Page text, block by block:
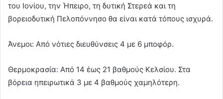
του Ιονίου, την Ήπειρο, τη δυτική Στερεά και τη
βορειοδυτική Πελοπόννησο θα είναι κατά τόπους ισχυρά.
Άνεμοι: Από νότιες διευθύνσεις 4 με 6 μποφόρ.
Θερμοκρασία: Από 14 έως 21 βαθμούς Κελσίου. Στα
βόρεια ηπειρωτικά 3 με 4 βαθμούς χαμηλότερη.